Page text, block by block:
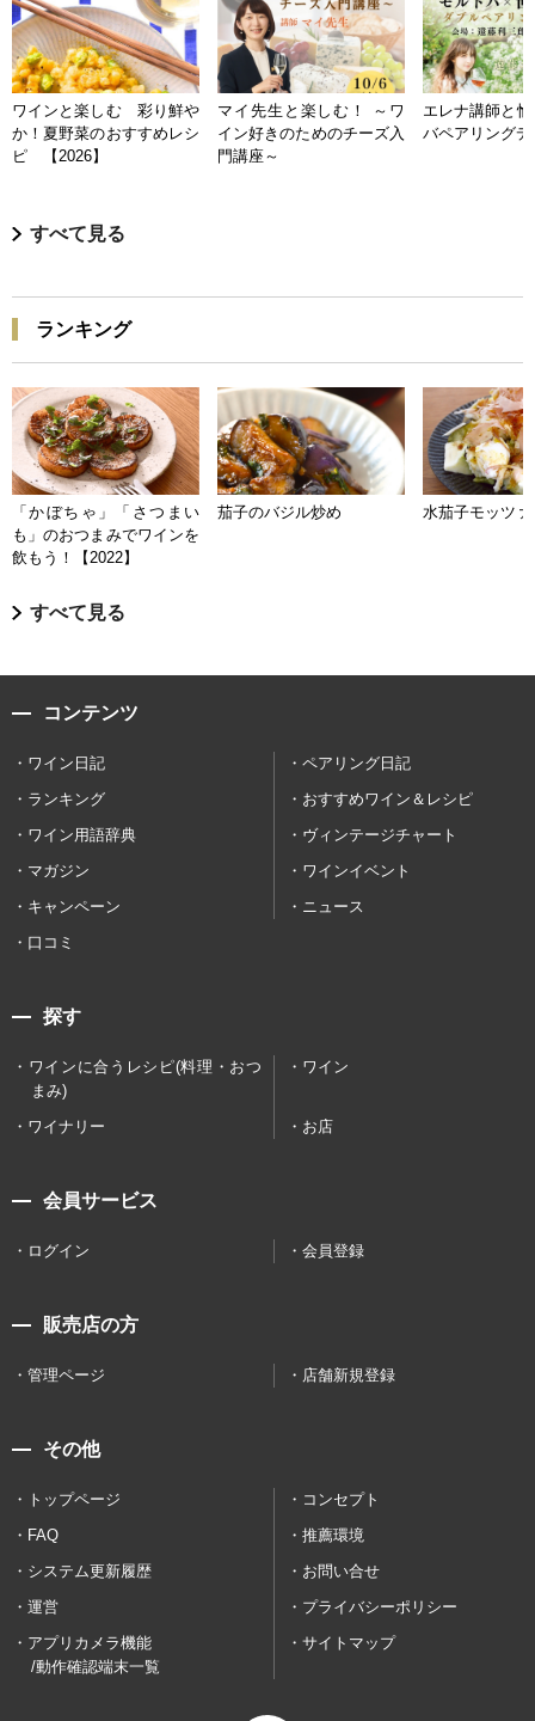
ワインと楽しむ 彩り鮮や
か！夏野菜のおすすめレシ
ピ 【2026】
マイ先生と楽しむ！ ～ワ
イン好きのためのチーズ入
門講座～
エレナ講師と
バペアリングデ
すべて見る
ランキング
「かぼちゃ」「さつまい
も」のおつまみでワインを
飲もう！【2022】
茄子のバジル炒め 水茄子モッツァ
すべて見る
コンテンツ
ワイン日記
ペアリング日記
ランキング
おすすめワイン＆レシピ
ワイン用語辞典
ヴィンテージチャート
マガジン
ワインイベント
キャンペーン
ニュース
口コミ
探す
ワインに合うレシピ(料理・おつ
まみ)
ワイン
ワイナリー お店
会員サービス
ログイン 会員登録
販売店の方
管理ページ 店舗新規登録
その他
トップページ
コンセプト
FAQ
推薦環境
システム更新履歴
お問い合せ
運営
プライバシーポリシー
アプリカメラ機能
/動作確認端末一覧
サイトマップ